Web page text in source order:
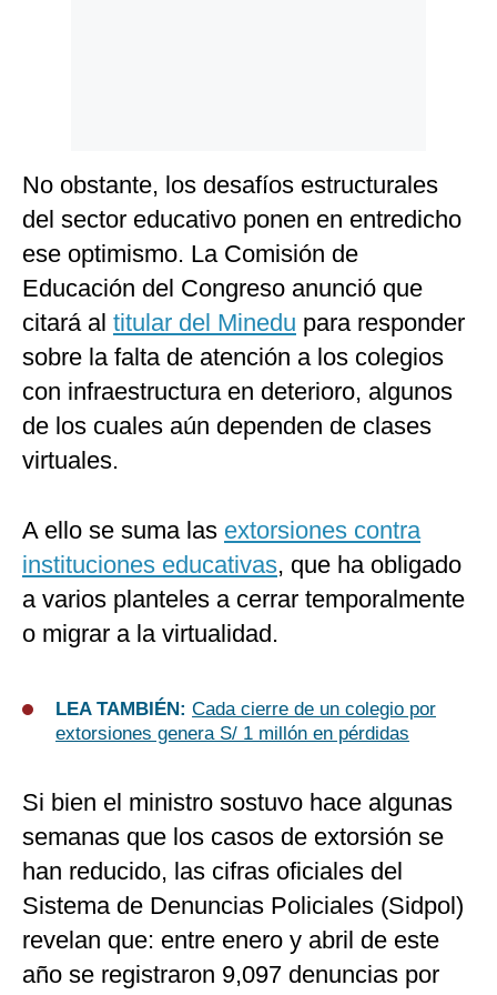
No obstante, los desafíos estructurales
del sector educativo ponen en entredicho
ese optimismo. La Comisión de
Educación del Congreso anunció que
citará al titular del Minedu para responder
sobre la falta de atención a los colegios
con infraestructura en deterioro, algunos
de los cuales aún dependen de clases
virtuales.
A ello se suma las extorsiones contra
instituciones educativas, que ha obligado
a varios planteles a cerrar temporalmente
o migrar a la virtualidad.
LEA TAMBIÉN: Cada cierre de un colegio por
extorsiones genera S/ 1 millón en pérdidas
Si bien el ministro sostuvo hace algunas
semanas que los casos de extorsión se
han reducido, las cifras oficiales del
Sistema de Denuncias Policiales (Sidpol)
revelan que: entre enero y abril de este
año se registraron 9,097 denuncias por